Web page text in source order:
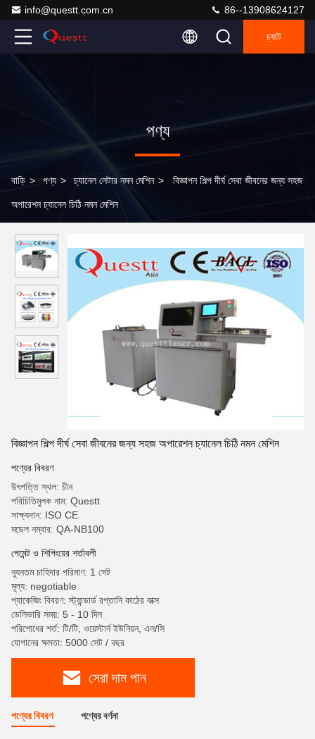
info@questt.com.cn 86--13908624127
চ্যাট
পণ্য
বাড়ি > পণ্য > চ্যানেল লেটার নমন মেশিন > বিজ্ঞাপন শিল্প দীর্ঘ সেবা জীবনের জন্য সহজ
অপারেশন চ্যানেল চিঠি নমন মেশিন
বিজ্ঞাপন শিল্প দীর্ঘ সেবা জীবনের জন্য সহজ অপারেশন চ্যানেল চিঠি নমন মেশিন
পণ্যের বিবরণ
উৎপত্তি স্থল: চীন
পরিচিতিমুলক নাম: Questt
সাক্ষ্যদান: ISO CE
মডেল নম্বার: QA-NB100
পেমেন্ট ও শিপিংয়ের শর্তাবলী
ন্যূনতম চাহিদার পরিমাণ: 1 সেট
মূল্য: negotiable
প্যাকেজিং বিবরণ: স্ট্যান্ডার্ড রপ্তানি কাঠের বাক্স
ডেলিভারি সময়: 5 - 10 দিন
পরিশোধের শর্ত: টি/টি, ওয়েস্টার্ন ইউনিয়ন, এল/সি
যোগানের ক্ষমতা: 5000 সেট / বছর
সেরা দাম পান
পণ্যের বিবরণ পণ্যের বর্ণনা